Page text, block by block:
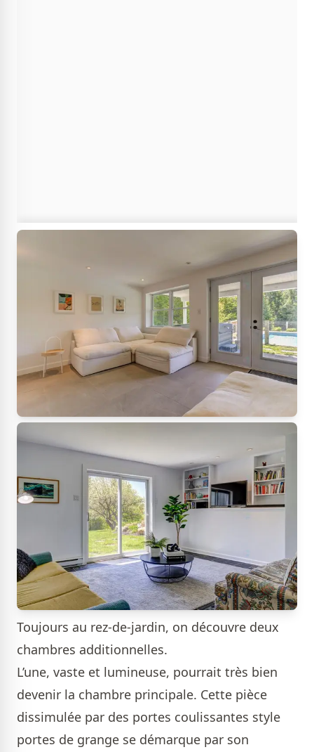
Toujours au rez-de-jardin, on découvre deux
chambres additionnelles.
L’une, vaste et lumineuse, pourrait très bien
devenir la chambre principale. Cette pièce
dissimulée par des portes coulissantes style
portes de grange se démarque par son